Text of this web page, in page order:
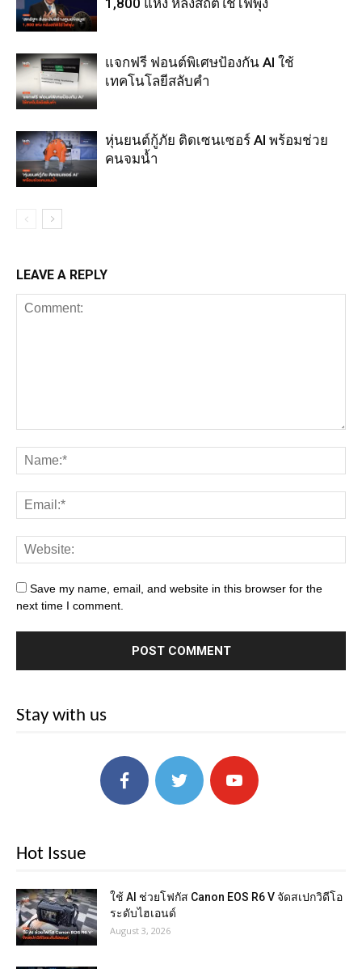
1,800 แห่ง หลังสถิติใช้ไฟพุ่ง
แจกฟรี ฟอนต์พิเศษป้องกัน AI ใช้
เทคโนโลยีสลับคำ
หุ่นยนต์กู้ภัย ติดเซนเซอร์ AI พร้อมช่วย
คนจมน้ำ
LEAVE A REPLY
Save my name, email, and website in this browser for the
next time I comment.
Stay with us
Hot Issue
ใช้ AI ช่วยโฟกัส Canon EOS R6 V จัดสเปกวิดีโอ
ระดับไฮเอนด์
August 3, 2026